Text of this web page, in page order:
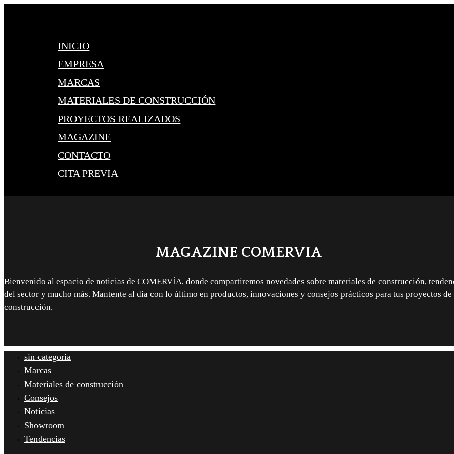
INICIO
EMPRESA
MARCAS
MATERIALES DE CONSTRUCCIÓN
PROYECTOS REALIZADOS
MAGAZINE
CONTACTO
CITA PREVIA
MAGAZINE COMERVIA
Bienvenido al espacio de noticias de COMERVÍA, donde compartiremos novedades sobre materiales de construcción,
del sector y mucho más. Mantente al día con lo último en productos, innovaciones y consejos prácticos para tus proyectos de
construcción.
sin categoria
Marcas
Materiales de construcción
Consejos
Noticias
Showroom
Tendencias